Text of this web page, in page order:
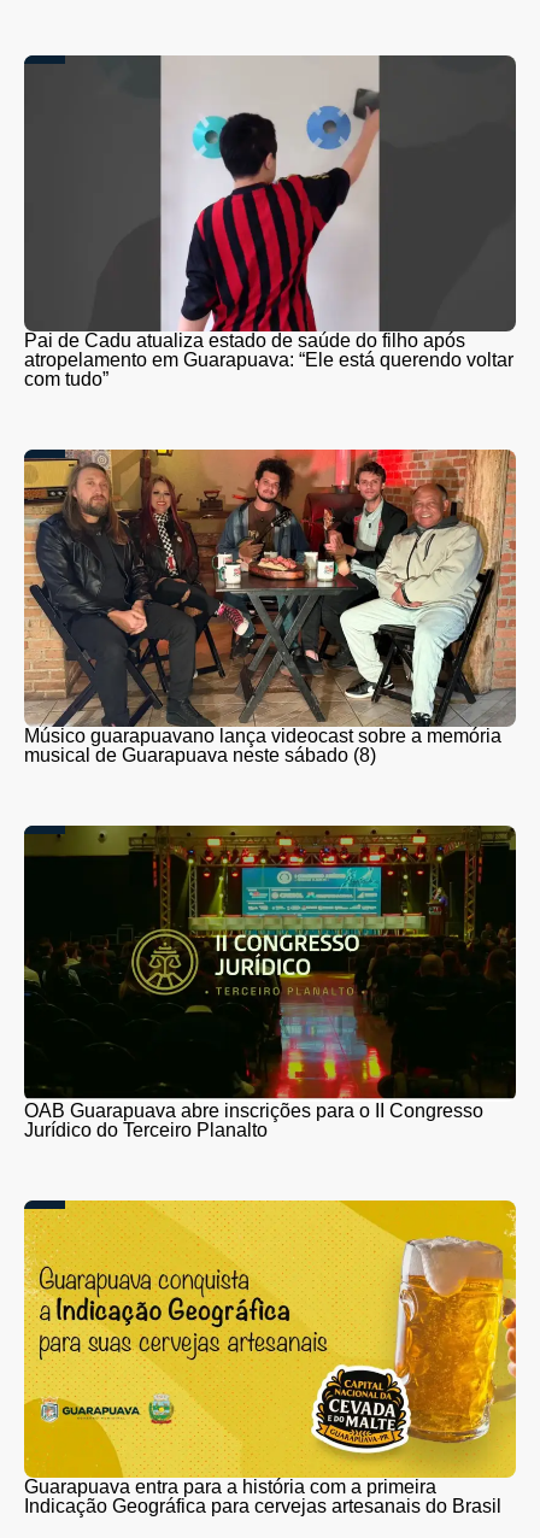
Pai de Cadu atualiza estado de saúde do filho após
atropelamento em Guarapuava: “Ele está querendo voltar
com tudo”
Músico guarapuavano lança videocast sobre a memória
musical de Guarapuava neste sábado (8)
OAB Guarapuava abre inscrições para o II Congresso
Jurídico do Terceiro Planalto
Guarapuava entra para a história com a primeira
Indicação Geográfica para cervejas artesanais do Brasil